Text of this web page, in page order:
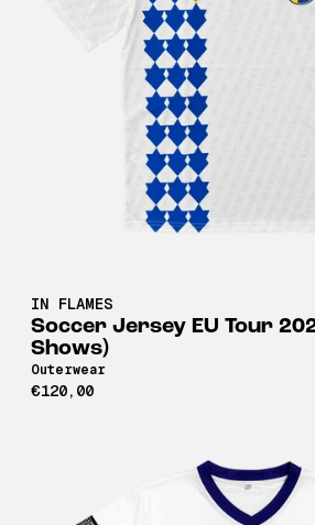
IN FLAMES
Soccer Jersey EU Tour
Shows)
Outerwear
€120,00